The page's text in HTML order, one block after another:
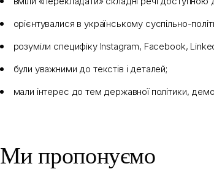
орієнтувалися в українському суспільно-
розуміли специфіку Instagram, Facebook,
були уважними до текстів і деталей;
мали інтерес до тем державної політики,
Ми пропонуємо